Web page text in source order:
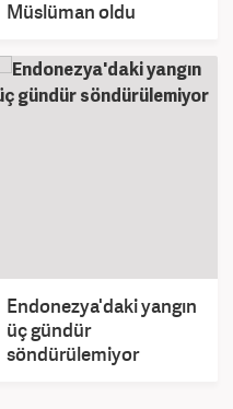
Müslüman oldu
Endonezya'daki yangın
üç gündür
söndürülemiyor